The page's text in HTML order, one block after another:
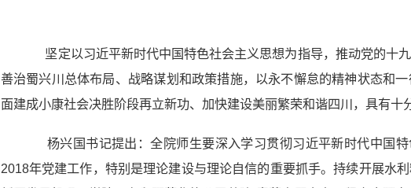
坚定以习近平新时代中国特色社会主义思想为指导，推动党的十
善治蜀兴川总体布局、战略谋划和政策措施，以永不懈怠的精神状态和
面建成小康社会决胜阶段再立新功、加快建设美丽繁荣和谐四川，具有十
杨兴国书记提出：全院师生要深入学习贯彻习近平新时代中国特
2018年党建工作，特别是理论建设与理论自信的重要抓手。持续开展水